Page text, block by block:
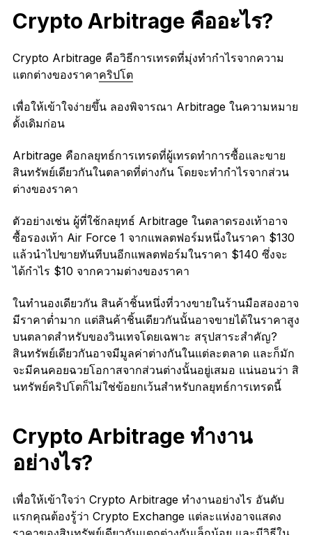
Crypto Arbitrage คืออะไร?
Crypto Arbitrage คือวิธีการเทรดที่มุ่งทำกำไรจากความ
แตกต่างของราคาคริปโต
เพื่อให้เข้าใจง่ายขึ้น ลองพิจารณา Arbitrage ในความหมาย
ดั้งเดิมก่อน
Arbitrage คือกลยุทธ์การเทรดที่ผู้เทรดทำการซื้อและขาย
สินทรัพย์เดียวกันในตลาดที่ต่างกัน โดยจะทำกำไรจากส่วน
ต่างของราคา
ตัวอย่างเช่น ผู้ที่ใช้กลยุทธ์ Arbitrage ในตลาดรองเท้าอาจ
ซื้อรองเท้า Air Force 1 จากแพลตฟอร์มหนึ่งในราคา $130
แล้วนำไปขายทันทีบนอีกแพลตฟอร์มในราคา $140 ซึ่งจะ
ได้กำไร $10 จากความต่างของราคา
ในทำนองเดียวกัน สินค้าชิ้นหนึ่งที่วางขายในร้านมือสองอาจ
มีราคาต่ำมาก แต่สินค้าชิ้นเดียวกันนั้นอาจขายได้ในราคาสูง
บนตลาดสำหรับของวินเทจโดยเฉพาะ สรุปสาระสำคัญ?
สินทรัพย์เดียวกันอาจมีมูลค่าต่างกันในแต่ละตลาด และก็มัก
จะมีคนคอยฉวยโอกาสจากส่วนต่างนั้นอยู่เสมอ แน่นอนว่า สิ
นทรัพย์คริปโตก็ไม่ใช่ข้อยกเว้นสำหรับกลยุทธ์การเทรดนี้
Crypto Arbitrage ทำงาน
อย่างไร?
เพื่อให้เข้าใจว่า Crypto Arbitrage ทำงานอย่างไร อันดับ
แรกคุณต้องรู้ว่า Crypto Exchange แต่ละแห่งอาจแสดง